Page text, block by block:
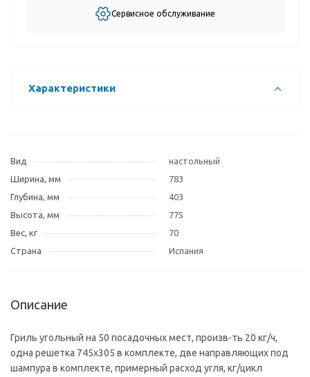
Сервисное обслуживание
Характеристики
Вид
настольный
Ширина, мм
783
Глубина, мм
403
Высота, мм
775
Вес, кг
70
Страна
Испания
Описание
Гриль угольный на 50 посадочных мест, произв-ть 20 кг/ч,
одна решетка 745х305 в комплекте, две направляющих под
шампура в комплекте, примерный расход угля, кг/цикл